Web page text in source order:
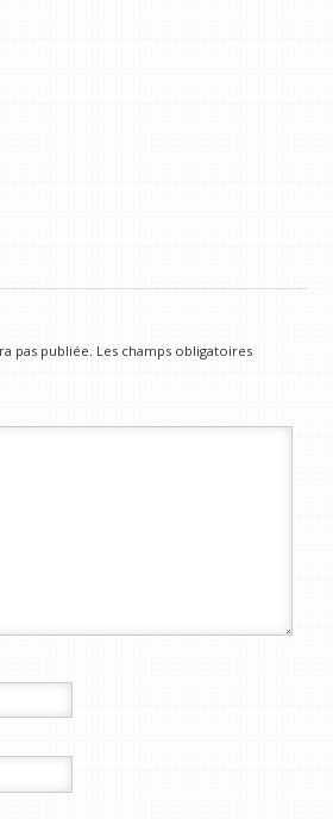
pas publiée. Les champs obligatoires